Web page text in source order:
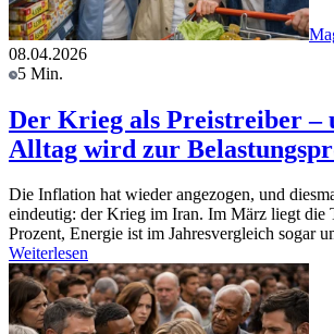
08.04.2026
5 Min.
Der Krieg als Preistreiber –
Alltag wird zur
Die Inflation hat wieder angezogen, und
eindeutig: der Krieg im Iran. Im März liegt die
Prozent, Energie ist im Jahresvergleich sogar
Weiterlesen